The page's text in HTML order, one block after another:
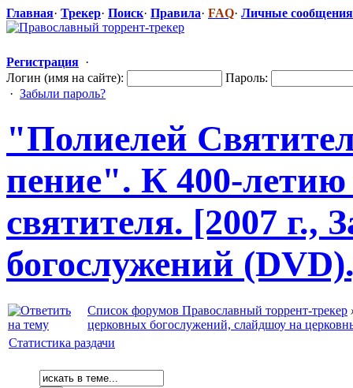
Главная· Трекер· Поиск· Правила· FAQ· Личные сообщения
Регистрация ·
Логин (имя на сайте):
Пароль:
· Забыли пароль?
"Полиеле​й
пение". К 400-летию
святителя. [2007 г.,
богослужений
Список форумов Православный торрент-трекер
церковных богослужений, слайдшоу на
Статистика раздачи